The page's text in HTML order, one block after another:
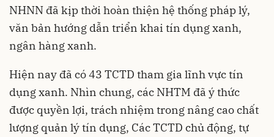
NHNN đã kịp thời hoàn thiện hệ thống pháp lý,
văn bản hướng dẫn triển khai tín dụng xanh,
ngân hàng xanh.
Hiện nay đã có 43 TCTD tham gia lĩnh vực tín
dụng xanh. Nhìn chung, các NHTM đã ý thức
được quyền lợi, trách nhiệm trong nâng cao chất
lượng quản lý tín dụng, Các TCTD chủ động, tự